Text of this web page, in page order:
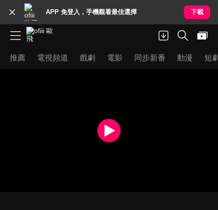
APP 免登入，手機觀看最佳選擇 下載
推薦 電視頻道 戲劇 電影 同步新番 動漫 短